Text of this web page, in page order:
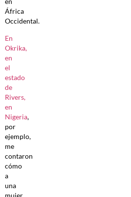
África
Occidental.
En
Okrika,
en
el
estado
de
Rivers,
en
Nigeria,
por
ejemplo,
me
contaron
cómo
a
una
mujer